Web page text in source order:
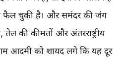
चुकी है। और समंदर की जंग
की कीमतों और अंतरराष्ट्रीय
आदमी को शायद लगे कि यह दूर